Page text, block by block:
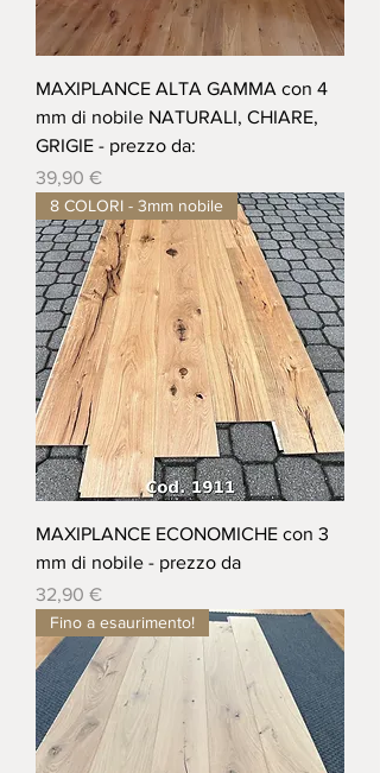
MAXIPLANCE ALTA GAMMA con 4
mm di nobile NATURALI, CHIARE,
GRIGIE - prezzo da:
Prezzo
39,90 €
8 COLORI - 3mm nobile
MAXIPLANCE ECONOMICHE con 3
mm di nobile - prezzo da
Prezzo
32,90 €
Fino a esaurimento!